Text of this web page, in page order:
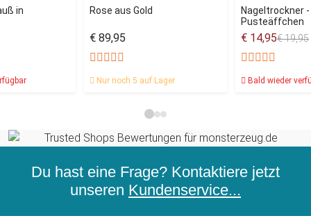
in Rose aus Gold
€ 89,95
Nur noch 5 auf Lager
Nageltrockner -
Pusteäffchen
€ 14,95€ 19,95
Bald wieder
Du hast eine Frage? Kontaktiere jetzt
unseren Kundenservice...